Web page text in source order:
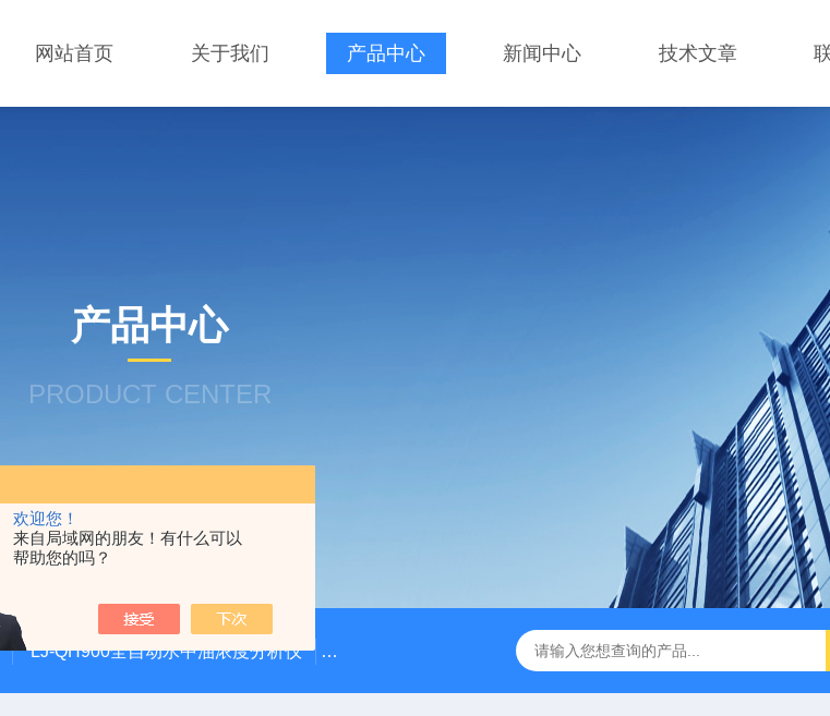
欢迎您！
来自局域网的朋友！有什么可以
帮助您的吗？
网站首页 关于我们 产品中心 新闻中心 技术文章
产品中心
PRODUCT CENTER
LJ-QH900全自动水中油浓度分析仪 LJ-HC500水中油浓度分析仪 LJ-S104手持式水质总磷总氮检